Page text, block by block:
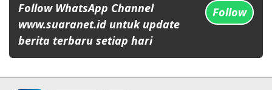
Follow WhatsApp Channel
www.suaranet.id untuk update
berita terbaru setiap hari
Follow